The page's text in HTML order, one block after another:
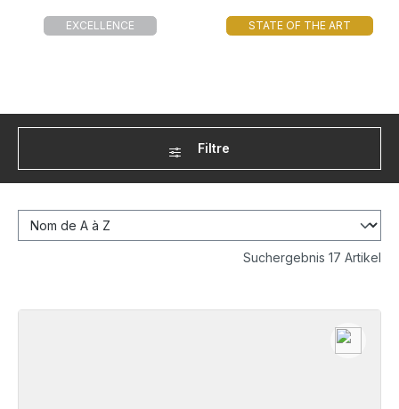
EXCELLENCE STATE OF THE ART
Filtre
Suchergebnis 17 Artikel